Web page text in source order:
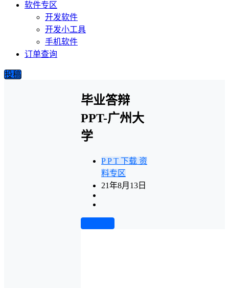
软件专区
开发软件
开发小工具
手机软件
订单查询
投稿
毕业答辩
PPT-广州大
学
P P T 下载 资
料专区
21年8月13日